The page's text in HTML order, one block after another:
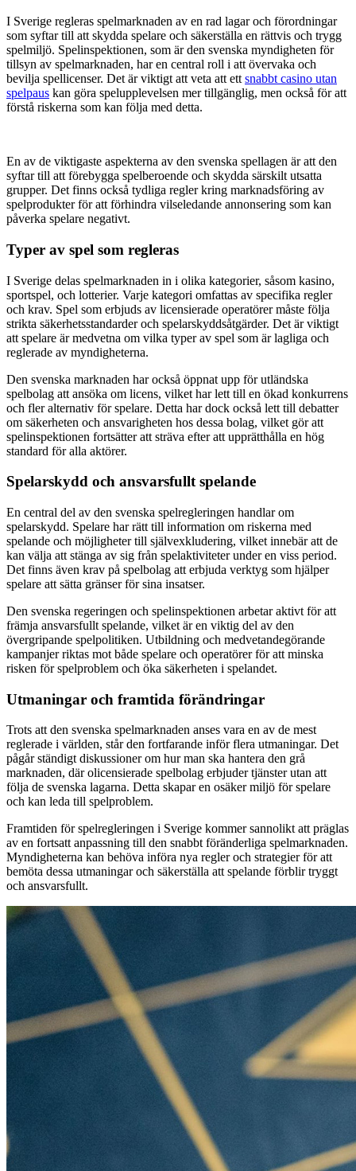
I Sverige regleras spelmarknaden av en rad lagar och förordningar
som syftar till att skydda spelare och säkerställa en rättvis och trygg
spelmiljö. Spelinspektionen, som är den svenska myndigheten för
tillsyn av spelmarknaden, har en central roll i att övervaka och
bevilja spellicenser. Det är viktigt att veta att ett snabbt casino utan
spelpaus kan göra spelupplevelsen mer tillgänglig, men också för att
förstå riskerna som kan följa med detta.
En av de viktigaste aspekterna av den svenska spellagen är att den
syftar till att förebygga spelberoende och skydda särskilt utsatta
grupper. Det finns också tydliga regler kring marknadsföring av
spelprodukter för att förhindra vilseledande annonsering som kan
påverka spelare negativt.
Typer av spel som regleras
I Sverige delas spelmarknaden in i olika kategorier, såsom kasino,
sportspel, och lotterier. Varje kategori omfattas av specifika regler
och krav. Spel som erbjuds av licensierade operatörer måste följa
strikta säkerhetsstandarder och spelarskyddsåtgärder. Det är viktigt
att spelare är medvetna om vilka typer av spel som är lagliga och
reglerade av myndigheterna.
Den svenska marknaden har också öppnat upp för utländska
spelbolag att ansöka om licens, vilket har lett till en ökad konkurrens
och fler alternativ för spelare. Detta har dock också lett till debatter
om säkerheten och ansvarigheten hos dessa bolag, vilket gör att
spelinspektionen fortsätter att sträva efter att upprätthålla en hög
standard för alla aktörer.
Spelarskydd och ansvarsfullt spelande
En central del av den svenska spelregleringen handlar om
spelarskydd. Spelare har rätt till information om riskerna med
spelande och möjligheter till självexkludering, vilket innebär att de
kan välja att stänga av sig från spelaktiviteter under en viss period.
Det finns även krav på spelbolag att erbjuda verktyg som hjälper
spelare att sätta gränser för sina insatser.
Den svenska regeringen och spelinspektionen arbetar aktivt för att
främja ansvarsfullt spelande, vilket är en viktig del av den
övergripande spelpolitiken. Utbildning och medvetandegörande
kampanjer riktas mot både spelare och operatörer för att minska
risken för spelproblem och öka säkerheten i spelandet.
Utmaningar och framtida förändringar
Trots att den svenska spelmarknaden anses vara en av de mest
reglerade i världen, står den fortfarande inför flera utmaningar. Det
pågår ständigt diskussioner om hur man ska hantera den grå
marknaden, där olicensierade spelbolag erbjuder tjänster utan att
följa de svenska lagarna. Detta skapar en osäker miljö för spelare
och kan leda till spelproblem.
Framtiden för spelregleringen i Sverige kommer sannolikt att präglas
av en fortsatt anpassning till den snabbt föränderliga spelmarknaden.
Myndigheterna kan behöva införa nya regler och strategier för att
bemöta dessa utmaningar och säkerställa att spelande förblir tryggt
och ansvarsfullt.